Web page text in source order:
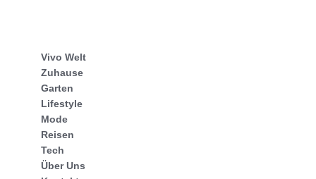
Vivo Welt
Zuhause
Garten
Lifestyle
Mode
Reisen
Tech
Über Uns